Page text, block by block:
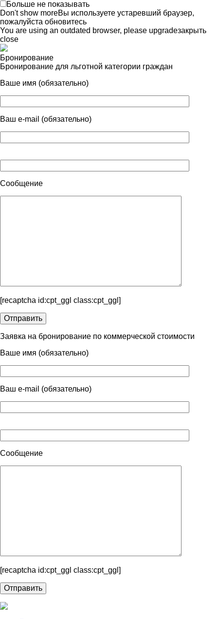
Больше не показывать
Don't show moreВы используете устаревший браузер,
пожалуйста обновитесь
You are using an outdated browser, please upgradeзакрыть
close
Бронирование
Бронирование для льготной категории граждан
Ваше имя (обязательно)
Ваш e-mail (обязательно)
Сообщение
[recaptcha id:cpt_ggl class:cpt_ggl]
Заявка на бронирование по коммерческой стоимости
Ваше имя (обязательно)
Ваш e-mail (обязательно)
Сообщение
[recaptcha id:cpt_ggl class:cpt_ggl]